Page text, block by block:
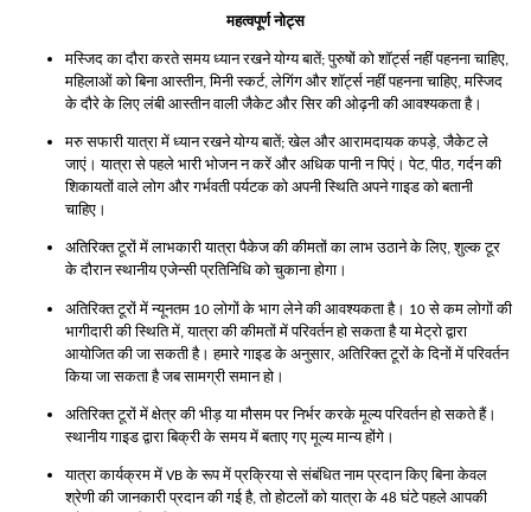
महत्वपूर्ण नोट्स
मस्जिद का दौरा करते समय ध्यान रखने योग्य बातें; पुरुषों को शॉर्ट्स नहीं पहनना चाहिए,
महिलाओं को बिना आस्तीन, मिनी स्कर्ट, लेगिंग और शॉर्ट्स नहीं पहनना चाहिए, मस्जिद
के दौरे के लिए लंबी आस्तीन वाली जैकेट और सिर की ओढ़नी की आवश्यकता है।
मरु सफारी यात्रा में ध्यान रखने योग्य बातें; खेल और आरामदायक कपड़े, जैकेट ले
जाएं। यात्रा से पहले भारी भोजन न करें और अधिक पानी न पिएं। पेट, पीठ, गर्दन की
शिकायतों वाले लोग और गर्भवती पर्यटक को अपनी स्थिति अपने गाइड को बतानी
चाहिए।
अतिरिक्त टूरों में लाभकारी यात्रा पैकेज की कीमतों का लाभ उठाने के लिए, शुल्क टूर
के दौरान स्थानीय एजेन्सी प्रतिनिधि को चुकाना होगा।
अतिरिक्त टूरों में न्यूनतम 10 लोगों के भाग लेने की आवश्यकता है। 10 से कम लोगों की
भागीदारी की स्थिति में, यात्रा की कीमतों में परिवर्तन हो सकता है या मेट्रो द्वारा
आयोजित की जा सकती है। हमारे गाइड के अनुसार, अतिरिक्त टूरों के दिनों में परिवर्तन
किया जा सकता है जब सामग्री समान हो।
अतिरिक्त टूरों में क्षेत्र की भीड़ या मौसम पर निर्भर करके मूल्य परिवर्तन हो सकते हैं।
स्थानीय गाइड द्वारा बिक्री के समय में बताए गए मूल्य मान्य होंगे।
यात्रा कार्यक्रम में VB के रूप में प्रक्रिया से संबंधित नाम प्रदान किए बिना केवल
श्रेणी की जानकारी प्रदान की गई है, तो होटलों को यात्रा के 48 घंटे पहले आपकी